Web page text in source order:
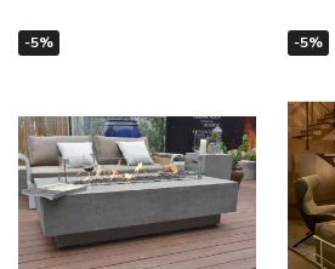
-5% -5%